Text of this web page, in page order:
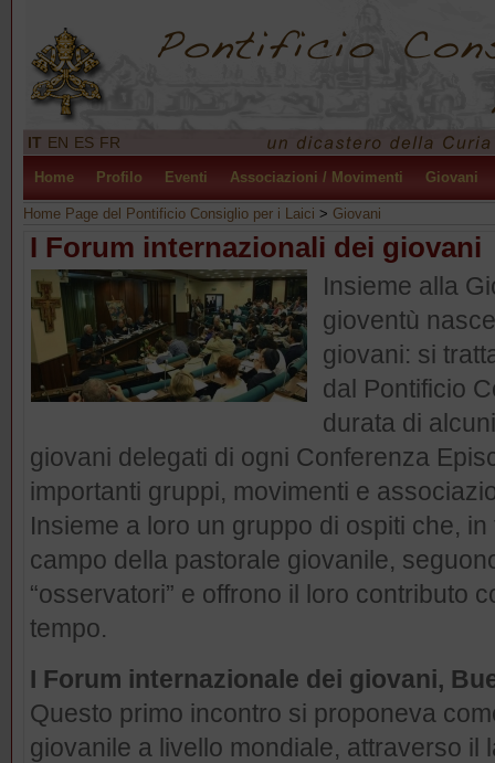
IT EN ES FR
Home Profilo Eventi Associazioni / Movimenti Giovani
Home Page del Pontificio Consiglio per i Laici > Giovani
I Forum internazionali dei giovani
Insieme alla
gioventù
giovani: si
dal Pontificio
durata di
giovani delegati di ogni Conferenza
importanti gruppi, movimenti e
Insieme a loro un gruppo di ospiti che,
campo della pastorale giovanile,
“osservatori” e offrono il loro contributo
tempo.
I Forum internazionale dei giovani,
Questo primo incontro si proponeva
giovanile a livello mondiale, attraverso il